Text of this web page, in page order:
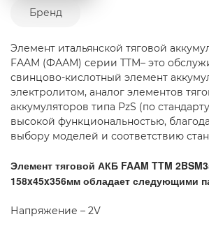
Бренд
Элемент итальянской тяговой
FAAM (ФААМ) серии TTM– это
свинцово-кислотный элемент
электролитом, аналог элементов
аккумуляторов типа PzS (по
высокой функциональностью,
выбору моделей и соответствию
Элемент тяговой АКБ FAAM TTM
158x45x356мм обладает следующими
Напряжение – 2V